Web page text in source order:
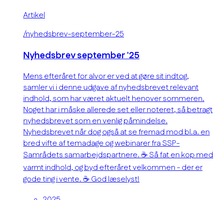
Artikel
/nyhedsbrev-september-25
Nyhedsbrev september '25
Mens efteråret for alvor er ved at gøre sit indtog,
samler vi i denne udgave af nyhedsbrevet relevant
indhold, som har været aktuelt henover sommeren.
Noget har i måske allerede set eller noteret, så betragt
nyhedsbrevet som en venlig påmindelse.
Nyhedsbrevet når dog også at se fremad mod bl.a. en
bred vifte af temadage og webinarer fra SSP-
Samrådets samarbejdspartnere. ☕ Så fat en kop med
varmt indhold, og byd efteråret velkommen - der er
gode ting i vente. ☕ God læselyst!